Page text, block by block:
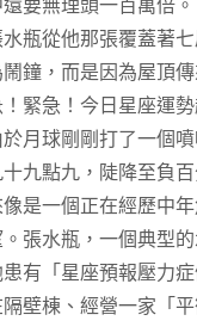
瓶從他那張覆蓋著
鐘，而是因為屋頂
緊急！今日星座運
月球剛剛打了一個
九點九，陡降至負百
是一個正在經歷中年
張水瓶，一個典型
有「星座預報壓力
壁棟、經營一家「